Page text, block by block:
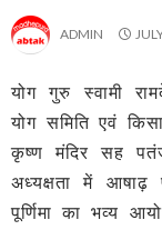
ADMIN
योग गुरु स्वामी
योग समिति एवं
कृष्ण मंदिर सह
अध्यक्षता में आषाढ़
पूर्णिमा का भव्य